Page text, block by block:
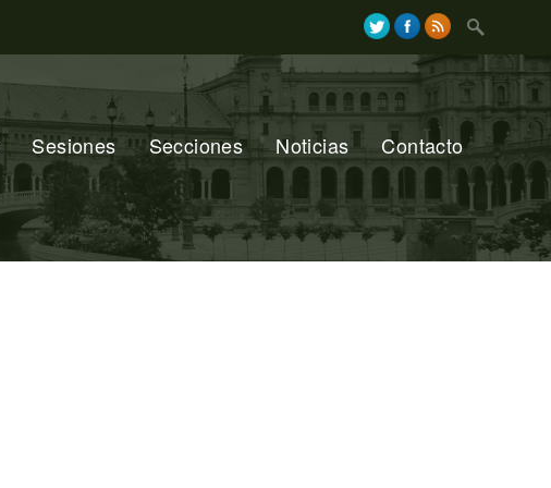
Search
for:
Sesiones Secciones Noticias Contacto